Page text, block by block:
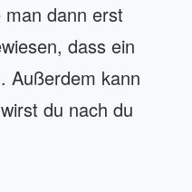
dann erst
dass ein
Außerdem kann
du nach du